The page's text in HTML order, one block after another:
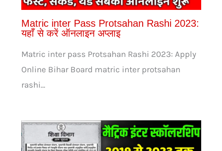
Matric inter Pass Protsahan Rashi 2023:
यहाँ से करें ऑनलाइन अप्लाइ
Matric inter pass Protsahan Rashi 2023: Apply
Online Bihar Board matric inter protsahan
rashi…